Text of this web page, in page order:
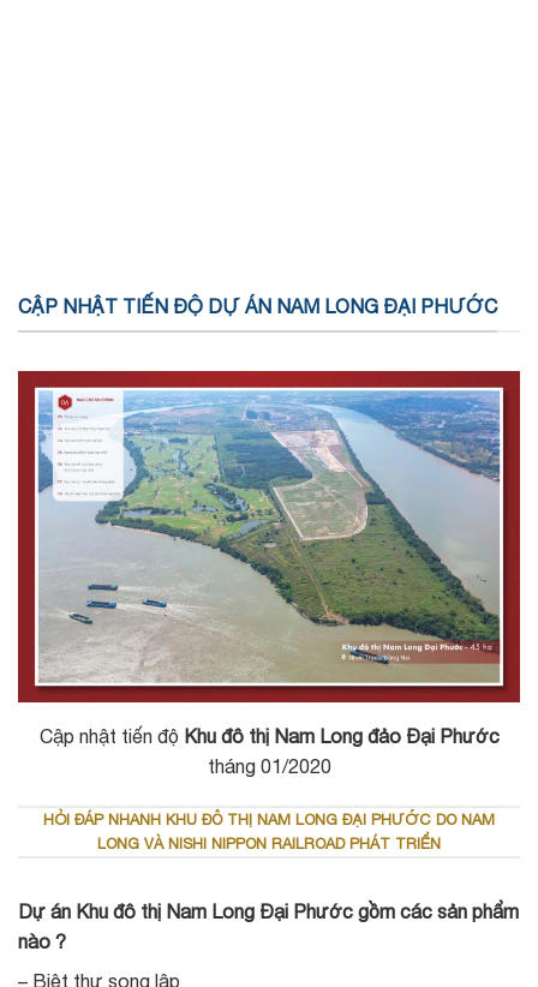
CẬP NHẬT TIẾN ĐỘ DỰ ÁN NAM LONG ĐẠI PHƯỚC
Cập nhật tiến độ Khu đô thị Nam Long đảo Đại Phước
tháng 01/2020
HỎI ĐÁP NHANH KHU ĐÔ THỊ NAM LONG ĐẠI PHƯỚC DO NAM
LONG VÀ NISHI NIPPON RAILROAD PHÁT TRIỂN
Dự án Khu đô thị Nam Long Đại Phước gồm các sản phẩm
nào ?
– Biệt thự song lập